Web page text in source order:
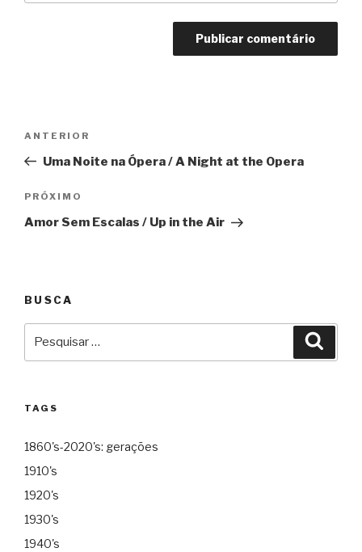
Post
Anterior
ANTERIOR
Uma Noite na Ópera / A Night at the Opera
Próximo
PRÓXIMO
Amor Sem Escalas / Up in the Air
BUSCA
TAGS
1860's-2020's: gerações
1910's
1920's
1930's
1940's